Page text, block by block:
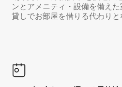
ンとアメニティ・設備を備え
貸しでお部屋を借りる代わりと